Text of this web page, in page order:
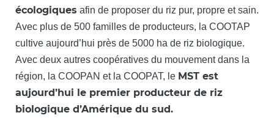
écologiques afin de proposer du riz pur, propre et sain.
Avec plus de 500 familles de producteurs, la COOTAP
cultive aujourd’hui près de 5000 ha de riz biologique.
Avec deux autres coopératives du mouvement dans la
région, la COOPAN et la COOPAT, le MST est
aujourd’hui le premier producteur de riz
biologique d’Amérique du sud.